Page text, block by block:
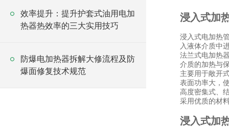
效率提升：提升护套式油用电加
热器热效率的三大实用技巧
防爆电加热器拆解大修流程及防
爆面修复技术规范
浸入式加
浸入式电加热
入液体介质中
法兰式电加热
介质的加热与
主要用于敞开
表面功率大，
高度密集式、
采用优质的材
浸入式加